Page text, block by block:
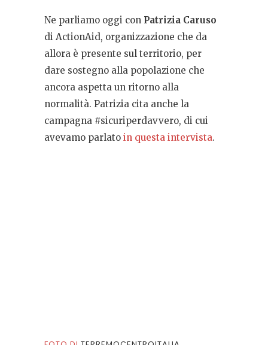
Ne parliamo oggi con Patrizia Caruso
di ActionAid, organizzazione che da
allora è presente sul territorio, per
dare sostegno alla popolazione che
ancora aspetta un ritorno alla
normalità. Patrizia cita anche la
campagna #sicuriperdavvero, di cui
avevamo parlato in questa intervista.